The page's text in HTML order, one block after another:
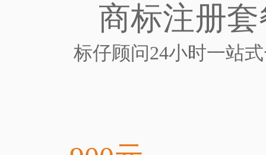
商标注册
标仔顾问24小时一站